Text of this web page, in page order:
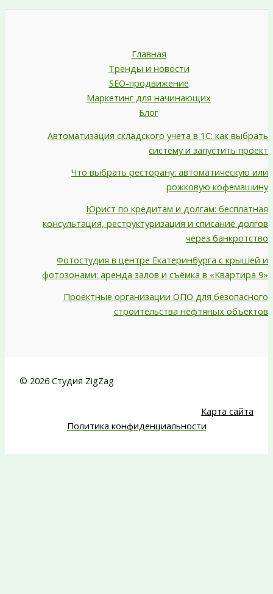
Главная
Тренды и новости
SEO-продвижение
Маркетинг для начинающих
Блог
Автоматизация складского учета в 1С: как выбрать
систему и запустить проект
Что выбрать ресторану: автоматическую или
рожковую кофемашину
Юрист по кредитам и долгам: бесплатная
консультация, реструктуризация и списание долгов
через банкротство
Фотостудия в центре Екатеринбурга с крышей и
фотозонами: аренда залов и съёмка в «Квартира 9»
Проектные организации ОПО для безопасного
строительства нефтяных объектов
© 2026 Студия ZigZag
Карта сайта
Политика конфиденциальности